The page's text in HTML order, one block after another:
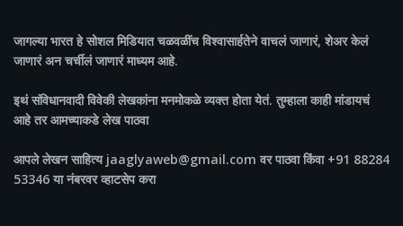
जागल्या भारतहे सोशल मिडियात चळवळींच विश्वासार्हतेने वाचलं जाणारं, शेअर केलं
जाणारं अन चर्चीलं जाणारं माध्यम आहे.
इथं संविधानवादी विवेकी लेखकांना मनमोकळे व्यक्त होता येतं. तुम्हाला काही मांडायचं
आहे तर आमच्याकडे लेख पाठवा
आपले लेखन साहित्य jaaglyaweb@gmail.com वर पाठवा किंवा +91 88284
53346 या नंबरवर व्हाटसेप करा